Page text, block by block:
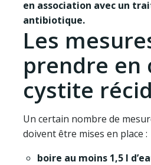
en association avec un
antibiotique.
Les
prendre en
cystite
Un certain nombre de
doivent être mises en place :
boire au moins 1,5 l